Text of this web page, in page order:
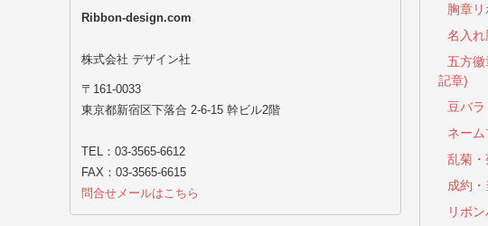
Ribbon-design.com
株式会社 デザイン社
〒161-0033
東京都新宿区下落合 2-6-15 幹ビル2階
TEL：03-3565-6612
FAX：03-3565-6615
問合せメールはこちら
胸章
名入れ
五方徽
記章)
豆バ
ネー
乱菊
成約
リボ